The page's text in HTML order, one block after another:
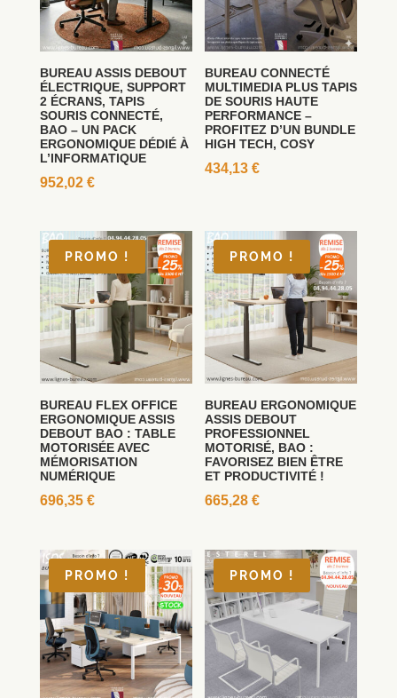
BUREAU ASSIS DEBOUT
ÉLECTRIQUE, SUPPORT
2 ÉCRANS, TAPIS
SOURIS CONNECTÉ,
BAO – UN PACK
ERGONOMIQUE DÉDIÉ À
L’INFORMATIQUE
952,02 €
BUREAU CONNECTÉ
MULTIMEDIA PLUS TAPIS
DE SOURIS HAUTE
PERFORMANCE –
PROFITEZ D’UN BUNDLE
HIGH TECH, COSY
434,13€
PROMO !
BUREAU FLEX OFFICE
ERGONOMIQUE ASSIS
DEBOUT BAO : TABLE
MOTORISÉE AVEC
MÉMORISATION
NUMÉRIQUE
696,35 €
PROMO !
BUREAU ERGONOMIQUE
ASSIS DEBOUT
PROFESSIONNEL
MOTORISÉ, BAO :
FAVORISEZ BIEN ÊTRE
ET PRODUCTIVITÉ !
665,28€
PROMO ! PROMO !